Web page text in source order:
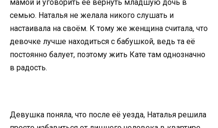
мамой и уговорить её вернуть младшую дочь в
семью. Наталья не желала никого слушать и
настаивала на своём. К тому же женщина считала, что
девочке лучше находиться с бабушкой, ведь та её
постоянно балует, поэтому жить Кате там однозначно
в радость.
Девушка поняла, что после её уезда, Наталья решила